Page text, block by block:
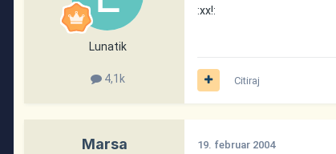
Lunatik
4,1k
:xx!:
Citiraj
Marsa 19. februar 2004